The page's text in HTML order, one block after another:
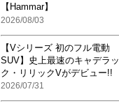
【Hammar】
2026/08/03
【Vシリーズ 初のフル電動
SUV】史上最速のキャデラッ
ク・リリックVがデビュー!!
2026/07/31